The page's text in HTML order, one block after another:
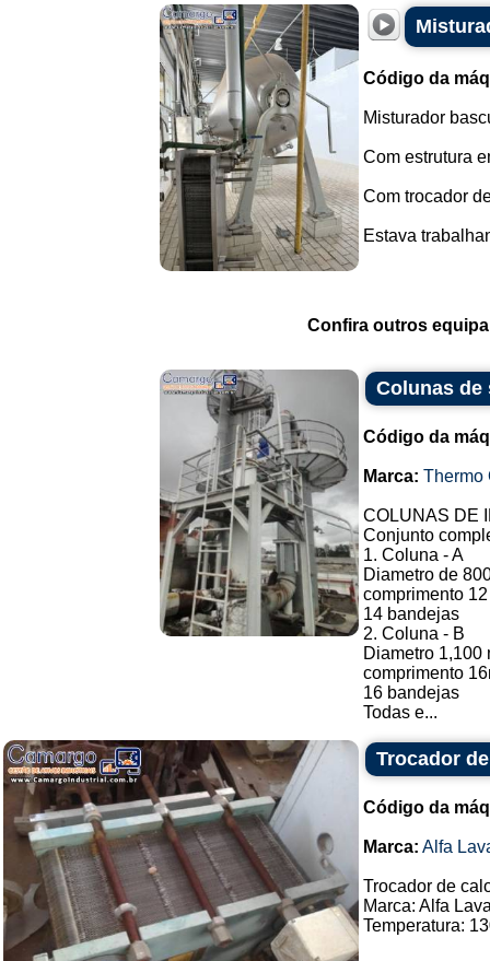
Código da
Misturador
Com estrutura
Com trocador
Estava
Confira outros
Colunas de
Código da
Marca: Thermo
COLUNAS DE
Conjunto
1. Coluna - A
Diametro de
comprimento
14 bandejas
2. Coluna - B
Diametro 1,100
comprimento
16 bandejas
Todas e...
Trocador
Código da
Marca: Alfa
Trocador de
Marca: Alfa
Temperatura: